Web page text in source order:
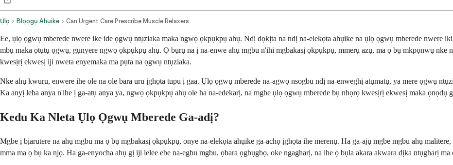
Ụlọ Blọọgụ Ahụike Can Urgent Care Prescribe Muscle Relaxers
Ee, ụlọ ọgwụ mberede nwere ike ide ọgwụ ntụziaka maka ngwọ ọkpụkpụ ahụ. Ndị dọkịta na ndị na-elekọta ahụike na ụlọ ọgwụ mberede nwere
mbụ maka ọtụtụ ọgwụ, gụnyere ngwọ ọkpụkpụ ahụ. Ọ bụrụ na ị na-enwe ahụ mgbu n'ihi mgbakasị ọkpụkpụ, mmerụ azụ, ma ọ bụ mkpọnwụ nke
kwesịrị ekwesị iji nweta enyemaka ma pụta na ọgwụ ntụziaka.
Nke ahụ kwuru, enwere ihe ole na ole bara uru ịghọta tupu ị gaa. Ụlọ ọgwụ mberede na-agwọ nsogbu ndị na-enweghị atụmatụ, ya mere ọgwụ
Ka anyị leba anya n'ihe ị ga-atụ anya ya, ngwọ ọkpụkpụ ahụ ole ha na-edekarị, na mgbe ụlọ ọgwụ mberede bụ nhọrọ kwesịrị ekwesị maka ọnọdụ
Kedu Ka Nleta Ụlọ Ọgwụ Mberede Ga-adị?
Mgbe ị bịarutere na ahụ mgbu ma ọ bụ mgbakasị ọkpụkpụ, onye na-elekọta ahụike ga-achọ ịghọta ihe merenụ. Ha ga-ajụ mgbe mgbu ahụ
mma ma ọ bụ ka njọ. Ha ga-enyocha ahụ gị iji lelee ebe na-egbu mgbu, ọbara ọgbụgbọ, oke ngagharị, na ihe ọ bụla akara akwara dịka ntụgharị